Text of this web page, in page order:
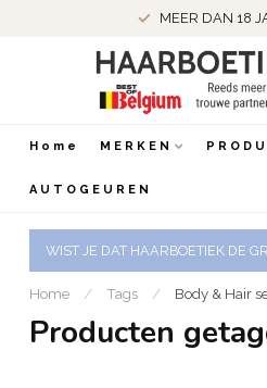
MEER DAN 18
Home MERKEN
AUTOGEUREN
WIST JE DAT HAARBOETIEK DE
Home / Tags / Body & Hair
Producten